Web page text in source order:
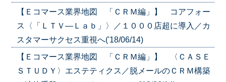
【Ｅコマース業界地図 「ＣＲＭ編」】 コアフォー
ス〈「ＬＴＶ—Ｌａｂ」〉／１０００店超に導入／カ
スタマーサクセス重視へ('18/06/14)
【Ｅコマース業界地図 「ＣＲＭ編」】 〈ＣＡＳＥ
ＳＴＵＤＹ〉エステティクス／脱メールのＣＲＭ構築